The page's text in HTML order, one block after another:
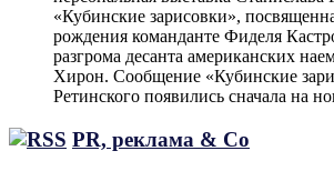
«Кубинские зарисовки»,
рождения команданте Фиделя
разгрома десанта американских
Хирон. Сообщение «Кубинские
Ретинского появились сначала на
PR, реклама & Co